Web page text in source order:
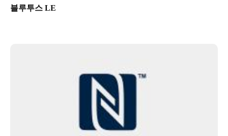
블루투스 LE